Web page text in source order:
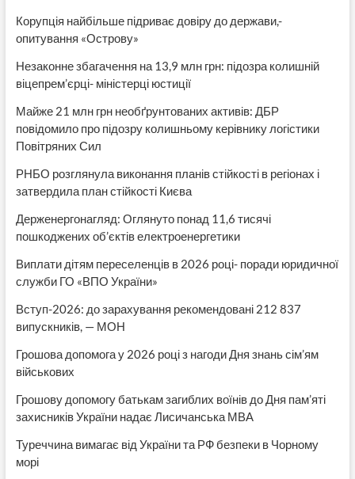
Корупція найбільше підриває довіру до держави,-
опитування «Острову»
Незаконне збагачення на 13,9 млн грн: підозра колишній
віцепрем’єрці- міністерці юстиції
Майже 21 млн грн необґрунтованих активів: ДБР
повідомило про підозру колишньому керівнику логістики
Повітряних Сил
РНБО розглянула виконання планів стійкості в регіонах і
затвердила план стійкості Києва
Держенергонагляд: Оглянуто понад 11,6 тисячі
пошкоджених об’єктів електроенергетики
Виплати дітям переселенців в 2026 році- поради юридичної
служби ГО «ВПО України»
Вступ-2026: до зарахування рекомендовані 212 837
випускників, — МОН
Грошова допомога у 2026 році з нагоди Дня знань сім’ям
військових
Грошову допомогу батькам загиблих воїнів до Дня пам’яті
захисників України надає Лисичанська МВА
Туреччина вимагає від України та РФ безпеки в Чорному
морі